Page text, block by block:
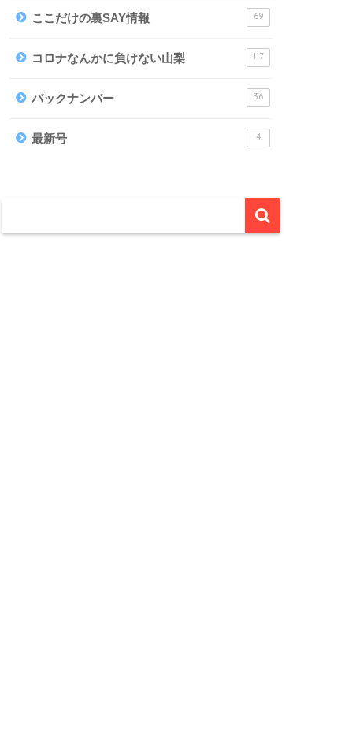
ここだけの裏SAY情報 69
コロナなんかに負けない山梨 117
バックナンバー 36
最新号 4